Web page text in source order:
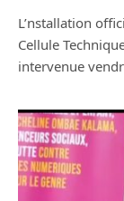
L’nstallation
Cellule
intervenue